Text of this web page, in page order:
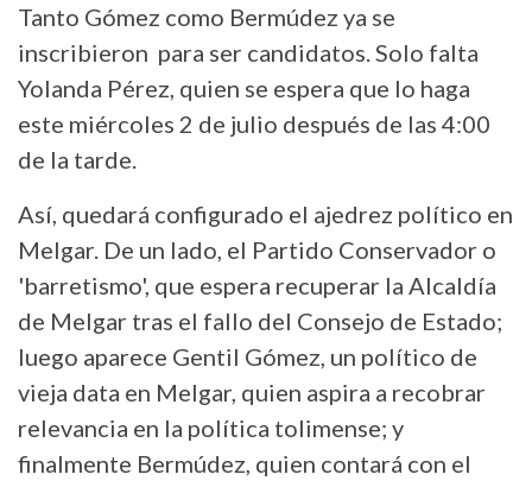
Tanto Gómez como Bermúdez ya se
inscribieron para ser candidatos. Solo falta
Yolanda Pérez, quien se espera que lo haga
este miércoles 2 de julio después de las 4:00
de la tarde.
Así, quedará configurado el ajedrez político en
Melgar. De un lado, el Partido Conservador o
'barretismo', que espera recuperar la Alcaldía
de Melgar tras el fallo del Consejo de Estado;
luego aparece Gentil Gómez, un político de
vieja data en Melgar, quien aspira a recobrar
relevancia en la política tolimense; y
finalmente Bermúdez, quien contará con el